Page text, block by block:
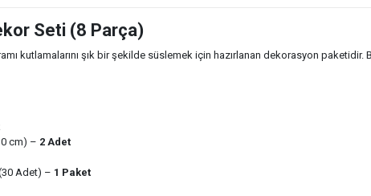
Seti (8 Parça)
kutlamalarını şık bir şekilde süslemek için hazırlanan dekorasyon
cm) – 2 Adet
Adet) – 1 Paket